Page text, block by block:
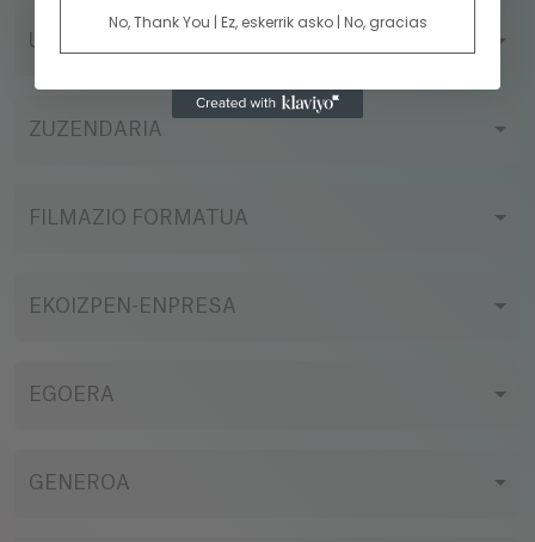
URTEA
ZUZENDARIA
FILMAZIO FORMATUA
EKOIZPEN-ENPRESA
EGOERA
GENEROA
No, Thank You | Ez, eskerrik asko | No, gracias